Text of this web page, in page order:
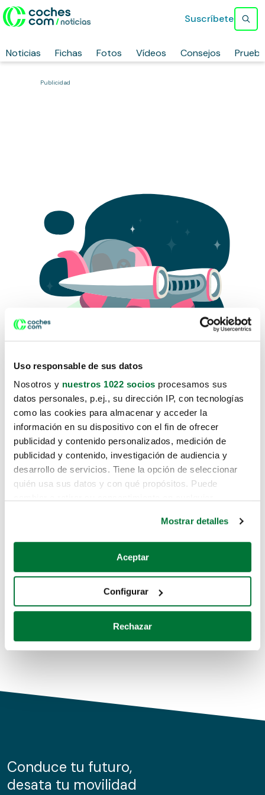
Uso responsable de sus datos
Nosotros y nuestros 1022 socios procesamos sus
datos personales, p.ej., su dirección IP, con tecnologías
como las cookies para almacenar y acceder la
información en su dispositivo con el fin de ofrecer
publicidad y contenido personalizados, medición de
publicidad y contenido, investigación de audiencia y
desarrollo de servicios. Tiene la opción de seleccionar
quién usa sus datos y con qué propósitos. Puede
Si lo permite, también quisiéramos:
Recopilar información sobre su ubicación geográfica
Identificar su dispositivo analizándolo activamente
para buscar características específicas (huellas
Obtenga más información sobre cómo se procesan sus
de cookies.
información sobre el uso que haga del sitio web con
nuestros partners de redes sociales, publicidad y análisis
Mostrar detalles
Aceptar
Configurar
Rechazar
Noticias Fichas Fotos Vídeos Consejos
Suscríbete
Publicidad
Lo sentimos, no sabemos como
te hemos traido hasta aquí.
Pero puedes encontrar el coche que estás
buscando en alguno de estos enlaces:
Coches de segunda mano
Coches de km0
Conduce tu futuro,
desata tu movilidad